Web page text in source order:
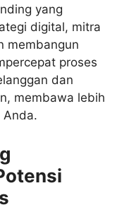
yang
digital, mitra
membangun
proses
dan
membawa lebih
Anda.